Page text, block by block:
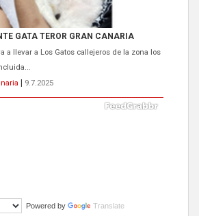
GATA TEROR GRAN CANARIA
a llevar a Los Gatos callejeros de la zona los
9.7.2025
en la calle hace menos de un mes,
Powered by Translate